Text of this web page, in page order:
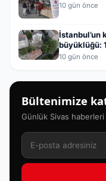
10 gün önce
İstanbul’un
büyüklüğü:
10 gün önce
Bültenimize
Günlük Sivas